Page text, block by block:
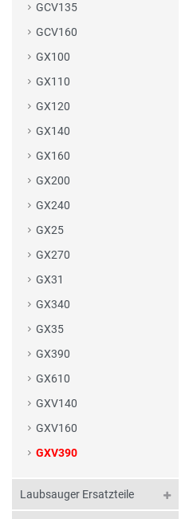
GCV135
GCV160
GX100
GX110
GX120
GX140
GX160
GX200
GX240
GX25
GX270
GX31
GX340
GX35
GX390
GX610
GXV140
GXV160
GXV390
Laubsauger Ersatzteile